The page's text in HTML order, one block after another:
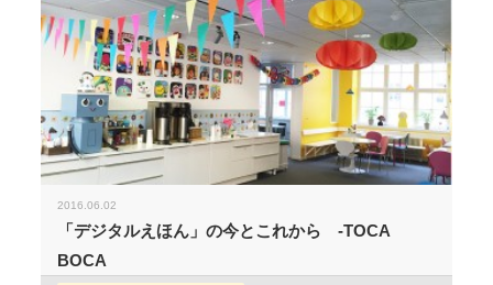
2016.06.02
「デジタルえほん」の今とこれから -TOCA
BOCA